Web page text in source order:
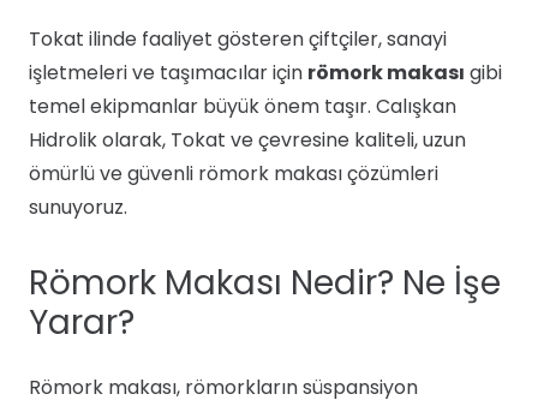
Tokat ilinde faaliyet gösteren çiftçiler, sanayi
işletmeleri ve taşımacılar için römork makası gibi
temel ekipmanlar büyük önem taşır. Calışkan
Hidrolik olarak, Tokat ve çevresine kaliteli, uzun
ömürlü ve güvenli römork makası çözümleri
sunuyoruz.
Römork Makası Nedir? Ne İşe
Yarar?
Römork makası, römorkların süspansiyon